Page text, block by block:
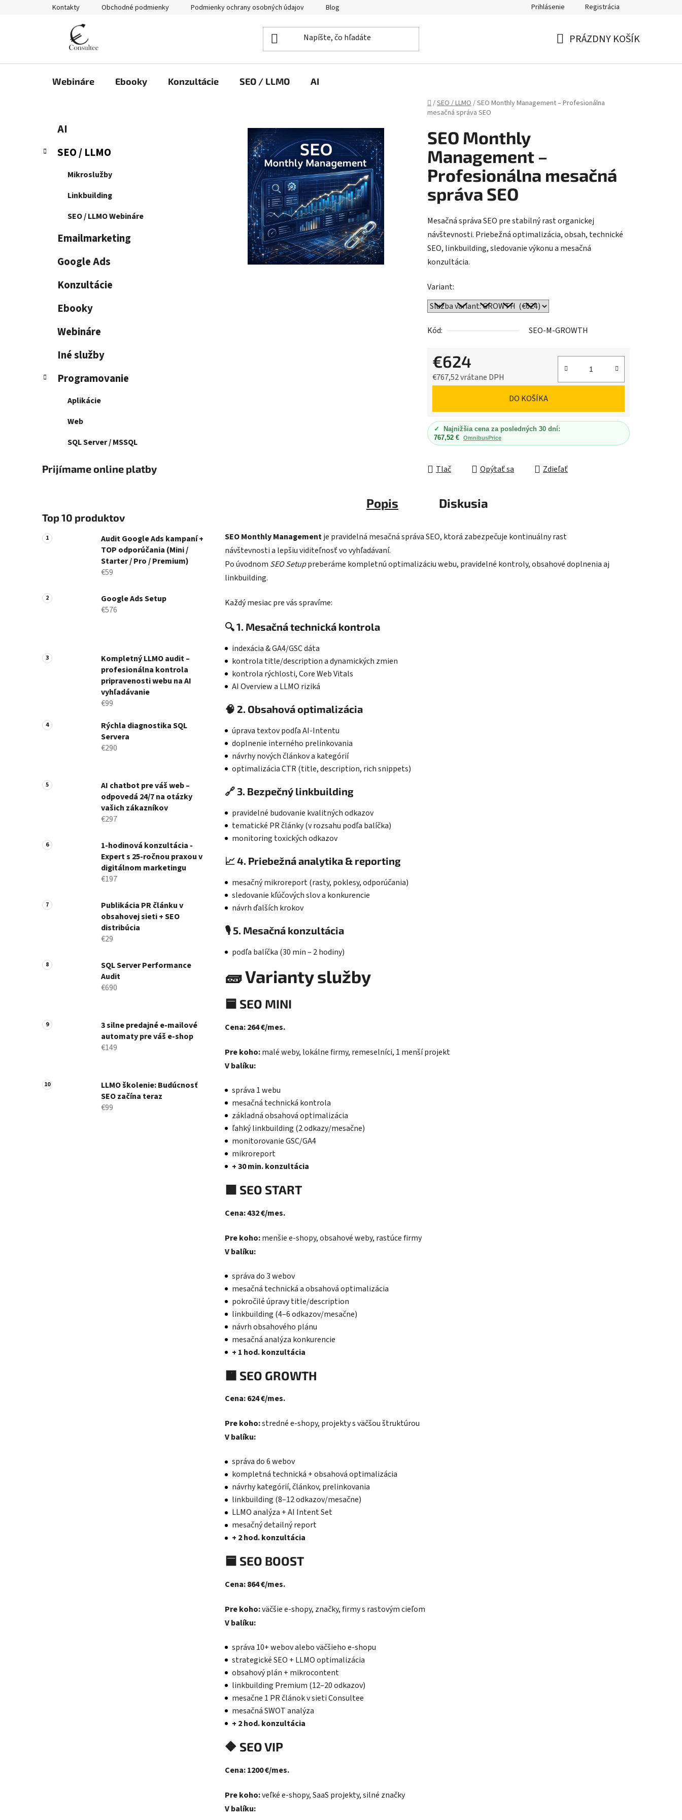
Kontakty Obchodné podmienky Podmienky ochrany osobných údajov Blog Prihlásenie Registrácia
PRÁZDNY KOŠÍK
Webináre Ebooky Konzultácie SEO / LLMO AI
Domov
/SEO / LLMO/SEO Monthly Management – Profesionálna
mesačná správa SEO
č
Preskočiť
kategórie
t
e
AI
SEO / LLMO
Mikroslužby
Linkbuilding
SEO / LLMO Webináre
Emailmarketing
Google Ads
Konzultácie
Ebooky
Webináre
Iné služby
Programovanie
Aplikácie
Web
SQL Server / MSSQL
Prijímame online platby
Top 10 produktov
Audit Google Ads kampaní +
TOP odporúčania (Mini /
Starter / Pro / Premium)
€59
Google Ads Setup
€576
Kompletný LLMO audit –
profesionálna kontrola
pripravenosti webu na AI
vyhľadávanie
€99
Rýchla diagnostika SQL
Servera
€290
AI chatbot pre váš web –
odpovedá 24/7 na otázky
vašich zákazníkov
€297
1-hodinová konzultácia -
Expert s 25-ročnou praxou v
digitálnom marketingu
€197
Publikácia PR článku v
obsahovej sieti + SEO
distribúcia
€29
SQL Server Performance
Audit
€690
3 silne predajné e-mailové
automaty pre váš e-shop
€149
LLMO školenie: Budúcnosť
SEO začína teraz
€99
SEO Monthly
Management –
Profesionálna mesačná
správa SEO
Mesačná správa SEO pre stabilný rast organickej
návštevnosti. Priebežná optimalizácia, obsah, technické
SEO, linkbuilding, sledovanie výkonu a mesačná
konzultácia.
Variant:
Kód: SEO-M-GROWTH
€624
€767,52 vrátane DPH
DO KOŠÍKA
✓
Najnižšia cena za posledných 30 dní:
767,52 €
OmnibusPrice
Tlač Opýtať sa Zdieľať
Popis Diskusia
SEO Monthly Managementje pravidelná mesačná správa SEO, ktorá zabezpečuje kontinuálny rast
návštevnosti a lepšiu viditeľnosť vo vyhľadávaní.
Po úvodnom SEO Setuppreberáme kompletnú optimalizáciu webu, pravidelné kontroly, obsahové doplnenia aj
linkbuilding.
Každý mesiac pre vás spravíme:
🔍1. Mesačná technická kontrola
indexácia & GA4/GSC dáta
kontrola title/description a dynamických zmien
kontrola rýchlosti, Core Web Vitals
AI Overview a LLMO riziká
🧠 2. Obsahová optimalizácia
úprava textov podľa AI-Intentu
doplnenie interného prelinkovania
návrhy nových článkov a kategórií
optimalizácia CTR (title, description, rich snippets)
🔗3. Bezpečný linkbuilding
pravidelné budovanie kvalitných odkazov
tematické PR články (v rozsahu podľa balíčka)
monitoring toxických odkazov
📈4. Priebežná analytika & reporting
mesačný mikroreport (rasty, poklesy, odporúčania)
sledovanie kľúčových slov a konkurencie
návrh ďalších krokov
🎙️ 5. Mesačná konzultácia
podľa balíčka (30 min – 2 hodiny)
🧱Varianty služby
🟦 SEO MINI
Cena: 264 €/mes.
Pre koho:malé weby, lokálne firmy, remeselníci, 1 menší projekt
V balíku:
správa 1 webu
mesačná technická kontrola
základná obsahová optimalizácia
ľahký linkbuilding (2 odkazy/mesačne)
monitorovanie GSC/GA4
mikroreport
+ 30 min. konzultácia
🟩 SEO START
Cena: 432 €/mes.
Pre koho:menšie e-shopy, obsahové weby, rastúce firmy
V balíku:
správa do 3 webov
mesačná technická a obsahová optimalizácia
pokročilé úpravy title/description
linkbuilding (4–6 odkazov/mesačne)
návrh obsahového plánu
mesačná analýza konkurencie
+ 1 hod. konzultácia
🟧 SEO GROWTH
Cena: 624 €/mes.
Pre koho:stredné e-shopy, projekty s väčšou štruktúrou
V balíku:
správa do 6 webov
kompletná technická + obsahová optimalizácia
návrhy kategórií, článkov, prelinkovania
linkbuilding (8–12 odkazov/mesačne)
LLMO analýza + AI Intent Set
mesačný detailný report
+ 2 hod. konzultácia
🟦 SEO BOOST
Cena: 864 €/mes.
Pre koho:väčšie e-shopy, značky, firmy s rastovým cieľom
V balíku:
správa 10+ webov alebo väčšieho e-shopu
strategické SEO + LLMO optimalizácia
obsahový plán + mikrocontent
linkbuilding Premium (12–20 odkazov)
mesačne 1 PR článok v sieti Consultee
mesačná SWOT analýza
+ 2 hod. konzultácia
🔶 SEO VIP
Cena: 1200 €/mes.
Pre koho:veľké e-shopy, SaaS projekty, silné značky
V balíku: